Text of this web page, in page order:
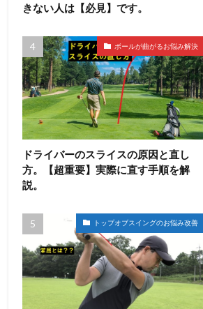
きない人は【必見】です。
ボールが曲がるお悩み解決
ドライバーのスライスの原因と直し
方。【超重要】実際に直す手順を解
説。
トップオブスイングのお悩み改善